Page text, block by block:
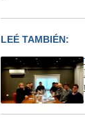
LEÉ TAMBIÉN: